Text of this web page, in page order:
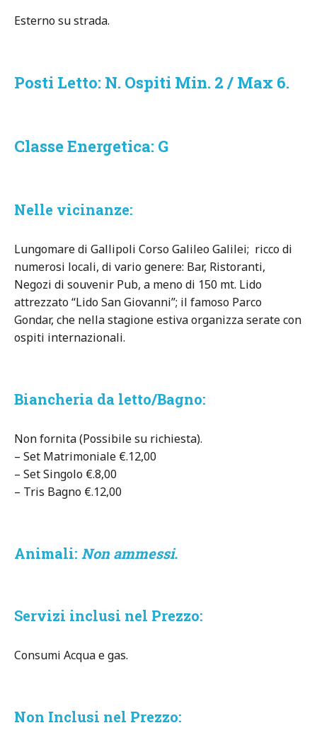
Esterno su strada.
Posti Letto: N. Ospiti Min. 2 / Max 6.
Classe Energetica: G
Nelle vicinanze:
Lungomare di Gallipoli Corso Galileo Galilei; ricco di
numerosi locali, di vario genere: Bar, Ristoranti,
Negozi di souvenir Pub, a meno di 150 mt. Lido
attrezzato “Lido San Giovanni”; il famoso Parco
Gondar, che nella stagione estiva organizza serate con
ospiti internazionali.
Biancheria da letto/Bagno:
Non fornita (Possibile su richiesta).
– Set Matrimoniale €.12,00
– Set Singolo €.8,00
– Tris Bagno €.12,00
Animali: Non ammessi.
Servizi inclusi nel Prezzo:
Consumi Acqua e gas.
Non Inclusi nel Prezzo: